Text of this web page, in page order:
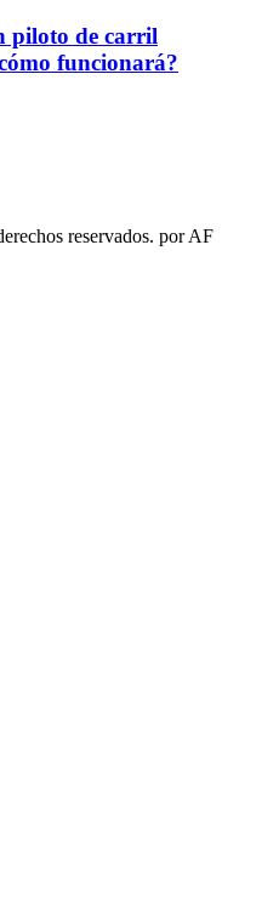
piloto de carril
funcionará?
reservados. por AF